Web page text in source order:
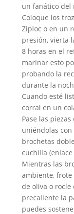
un fanático del
Coloque los
Ziploc o en un
presión, vierta
8 horas en el
marinar esto
probando la
durante la
Cuando esté
corral en un
Pase las
uniéndolas
brochetas
cuchilla
Mientras las
ambiente,
de oliva o
precaliente la
puedes